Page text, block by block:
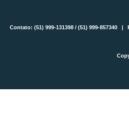
Contato: (51) 999-131398 / (51) 999-857340 |